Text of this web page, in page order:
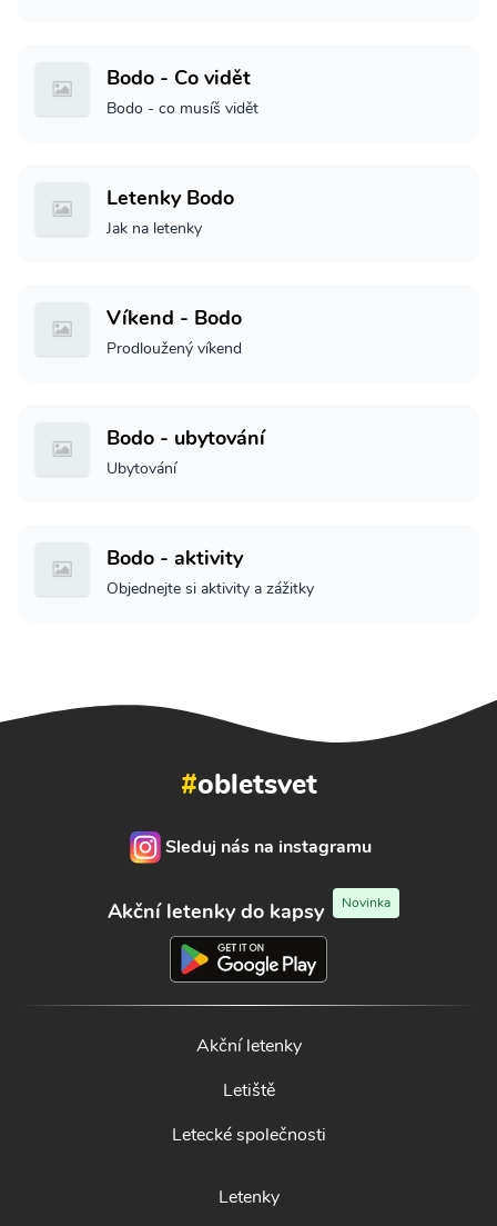
Bodo - Co vidět
Bodo - co musíš vidět
Letenky Bodo
Jak na letenky
Víkend - Bodo
Prodloužený víkend
Bodo - ubytování
Ubytování
Bodo - aktivity
Objednejte si aktivity a zážitky
#obletsvet
Sleduj nás na instagramu
Akční letenky do kapsy Novinka
Akční letenky
Letiště
Letecké společnosti
Letenky